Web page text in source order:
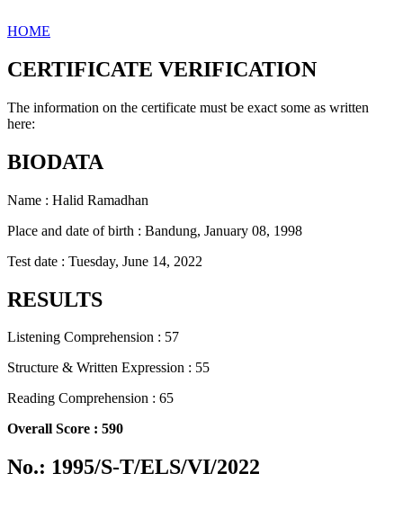
HOME
CERTIFICATE VERIFICATION
The information on the certificate must be exact some as written
here:
BIODATA
Name : Halid Ramadhan
Place and date of birth : Bandung, January 08, 1998
Test date : Tuesday, June 14, 2022
RESULTS
Listening Comprehension : 57
Structure & Written Expression : 55
Reading Comprehension : 65
Overall Score : 590
No.: 1995/S-T/ELS/VI/2022